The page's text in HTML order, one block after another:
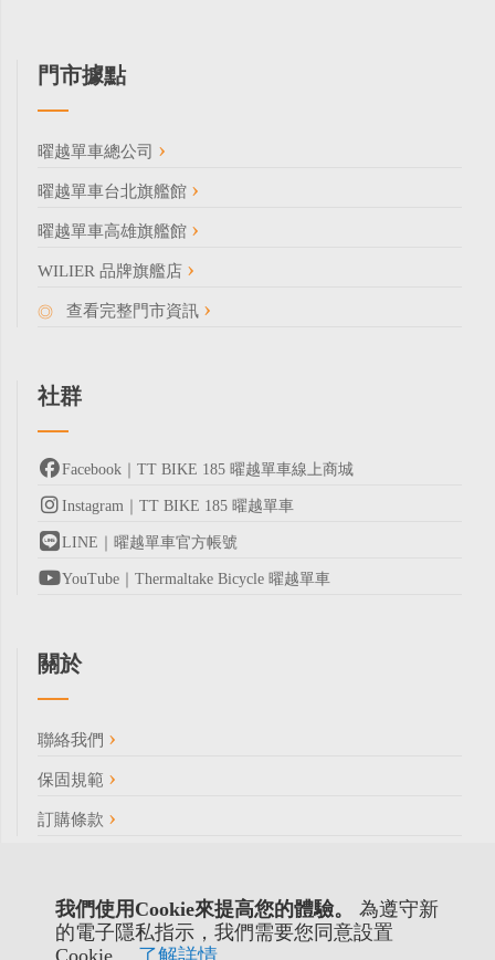
我們使用Cookie來提高您的體驗。
為遵守新
的電子隱私指示，我們需要您同意設置
Cookie。 了解詳情
門市據點
曜越單車總公司
曜越單車台北旗艦館
曜越單車高雄旗艦館
WILIER 品牌旗艦店
查看完整門市資訊
社群
Facebook｜TT BIKE 185 曜越單車線上商城
Instagram｜TT BIKE 185 曜越單車
LINE｜曜越單車官方帳號
YouTube｜Thermaltake Bicycle 曜越單車
關於
聯絡我們
保固規範
訂購條款